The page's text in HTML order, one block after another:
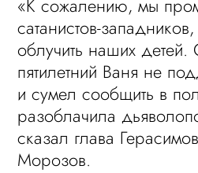
«К сожалению, мы
сатанистов-
облучить наших детей.
пятилетний Ваня не
и сумел сообщить в
разоблачила
сказал глава
Морозов.